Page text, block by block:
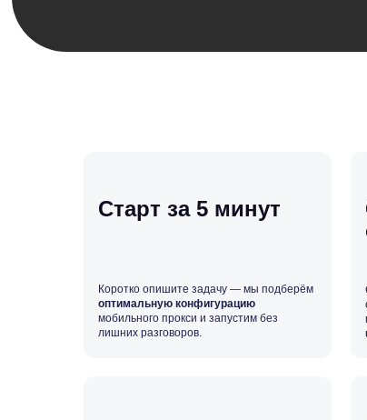
Старт за 5 минут
Коротко опишите задачу — мы подберём
оптимальную конфигурацию
мобильного прокси и запустим без
лишних разговоров.